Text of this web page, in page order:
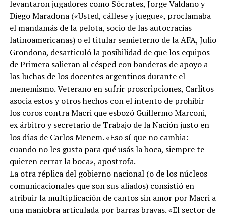
levantaron jugadores como Sócrates, Jorge Valdano y
Diego Maradona («Usted, cállese y juegue», proclamaba
el mandamás de la pelota, socio de las autocracias
latinoamericanas) o el titular semieterno de la AFA, Julio
Grondona, desarticuló la posibilidad de que los equipos
de Primera salieran al césped con banderas de apoyo a
las luchas de los docentes argentinos durante el
menemismo. Veterano en sufrir proscripciones, Carlitos
asocia estos y otros hechos con el intento de prohibir
los coros contra Macri que esbozó Guillermo Marconi,
ex árbitro y secretario de Trabajo de la Nación justo en
los días de Carlos Menem. «Eso sí que no cambia:
cuando no les gusta para qué usás la boca, siempre te
quieren cerrar la boca», apostrofa.
La otra réplica del gobierno nacional (o de los núcleos
comunicacionales que son sus aliados) consistió en
atribuir la multiplicación de cantos sin amor por Macri a
una maniobra articulada por barras bravas. «El sector de